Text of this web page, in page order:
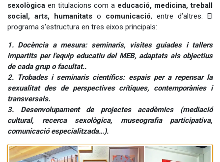
sexològica en titulacions com a educació, medicina, treball
social, arts, humanitats o comunicació, entre d’altres. El
programa s'estructura en tres eixos principals:
1. Docència a mesura: seminaris, visites guiades i tallers
impartits per l'equip educatiu del MEB, adaptats als objectius
de cada grup o facultat..
2. Trobades i seminaris científics: espais per a repensar la
sexualitat des de perspectives crítiques, contemporànies i
transversals.
3. Desenvolupament de projectes acadèmics (mediació
cultural, recerca sexològica, museografia participativa,
comunicació especialitzada…).